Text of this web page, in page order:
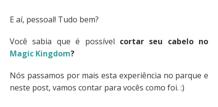
E aí, pessoal! Tudo bem?
Você sabia que é possível cortar seu cabelo no
Magic Kingdom?
Nós passamos por mais esta experiência no parque e
neste post, vamos contar para vocês como foi. :)